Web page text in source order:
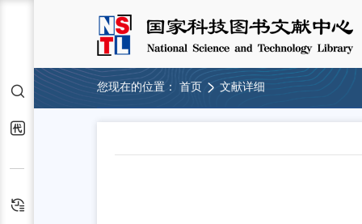
您现在的位置： 首页 文献详细